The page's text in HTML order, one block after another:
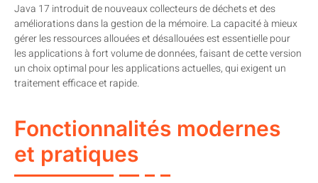
Java 17 introduit de nouveaux collecteurs de déchets et des
améliorations dans la gestion de la mémoire. La capacité à mieux
gérer les ressources allouées et désallouées est essentielle pour
les applications à fort volume de données, faisant de cette version
un choix optimal pour les applications actuelles, qui exigent un
traitement efficace et rapide.
Fonctionnalités modernes
et pratiques